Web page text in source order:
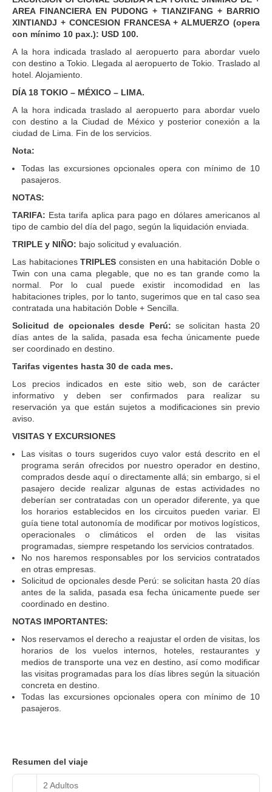
AREA FINANCIERA EN PUDONG + TIANZIFANG + BARRIO
XINTIANDJ + CONCESION FRANCESA + ALMUERZO (opera
con mínimo 10 pax.): USD 100.
A la hora indicada traslado al aeropuerto para abordar vuelo
con destino a Tokio. Llegada al aeropuerto de Tokio. Traslado al
hotel. Alojamiento.
DÍA 18 TOKIO – MÉXICO – LIMA.
A la hora indicada traslado al aeropuerto para abordar vuelo
con destino a la Ciudad de México y posterior conexión a la
ciudad de Lima. Fin de los servicios.
Nota:
Todas las excursiones opcionales opera con mínimo de 10
pasajeros.
NOTAS:
TARIFA: Esta tarifa aplica para pago en dólares americanos al
tipo de cambio del día del pago, según la liquidación enviada.
TRIPLE y NIÑO: bajo solicitud y evaluación.
Las habitaciones TRIPLES consisten en una habitación Doble o
Twin con una cama plegable, que no es tan grande como la
normal. Por lo cual puede existir incomodidad en las
habitaciones triples, por lo tanto, sugerimos que en tal caso sea
contratada una habitación Doble + Sencilla.
Solicitud de opcionales desde Perú: se solicitan hasta 20
días antes de la salida, pasada esa fecha únicamente puede
ser coordinado en destino.
Tarifas vigentes hasta 30 de cada mes.
Los precios indicados en este sitio web, son de carácter
informativo y deben ser confirmados para realizar su
reservación ya que están sujetos a modificaciones sin previo
aviso.
VISITAS Y EXCURSIONES
Las visitas o tours sugeridos cuyo valor está descrito en el
programa serán ofrecidos por nuestro operador en destino,
comprados desde aquí o directamente allá; sin embargo, si el
pasajero decide realizar algunas de estas actividades no
deberían ser contratadas con un operador diferente, ya que
los horarios establecidos en los circuitos pueden variar. El
guía tiene total autonomía de modificar por motivos logísticos,
operacionales o climáticos el orden de las visitas
programadas, siempre respetando los servicios contratados.
No nos haremos responsables por los servicios contratados
en otras empresas.
Solicitud de opcionales desde Perú: se solicitan hasta 20 días
antes de la salida, pasada esa fecha únicamente puede ser
coordinado en destino.
NOTAS IMPORTANTES:
Nos reservamos el derecho a reajustar el orden de visitas, los
horarios de los vuelos internos, hoteles, restaurantes y
medios de transporte una vez en destino, así como modificar
las visitas programadas para los días libres según la situación
concreta en destino.
Todas las excursiones opcionales opera con mínimo de 10
pasajeros.
Resumen del viaje
2 Adultos